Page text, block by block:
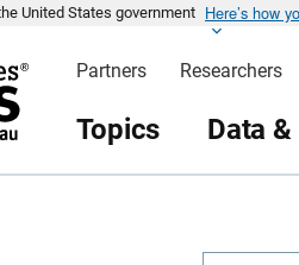
United States government Here’s how
Partners Researchers
Topics Data